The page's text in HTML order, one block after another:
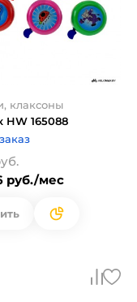
клаксоны
HW 165088
руб./мес